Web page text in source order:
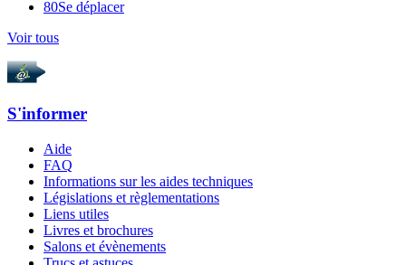
80Se déplacer
Voir tous
S'informer
Aide
FAQ
Informations sur les aides techniques
Législations et règlementations
Liens utiles
Livres et brochures
Salons et évènements